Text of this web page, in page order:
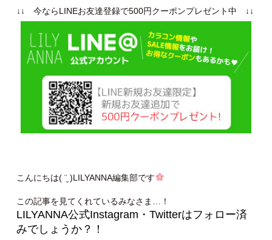
↓↓ 今ならLINEお友達登録で500円クーポンプレゼント中 ↓↓
こんにちは( ¨̮ )LILYANNA編集部です
この記事を見てくれているみなさま…！
LILYANNA公式Instagram・Twitterはフォロー済
みでしょうか？！